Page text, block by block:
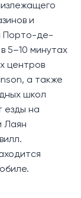
и
Порто-де-
5–10 минутах
центров
а также
школ
езды на
Лаян